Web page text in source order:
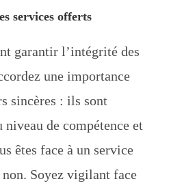
services offerts
garantir l’intégrité des
une importance
sincères : ils sont
de compétence et
êtes face à un service
Soyez vigilant face